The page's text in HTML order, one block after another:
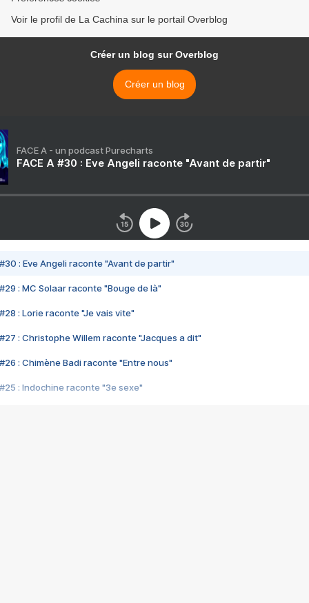
Voir le profil de La Cachina sur le portail Overblog
Créer un blog sur Overblog
Créer un blog
FACE A - un podcast Purecharts
FACE A #30 : Eve Angeli raconte "Avant de partir"
#30 : Eve Angeli raconte "Avant de partir"
#29 : MC Solaar raconte "Bouge de là"
#28 : Lorie raconte "Je vais vite"
#27 : Christophe Willem raconte "Jacques a dit"
#26 : Chimène Badi raconte "Entre nous"
#25 : Indochine raconte "3e sexe"